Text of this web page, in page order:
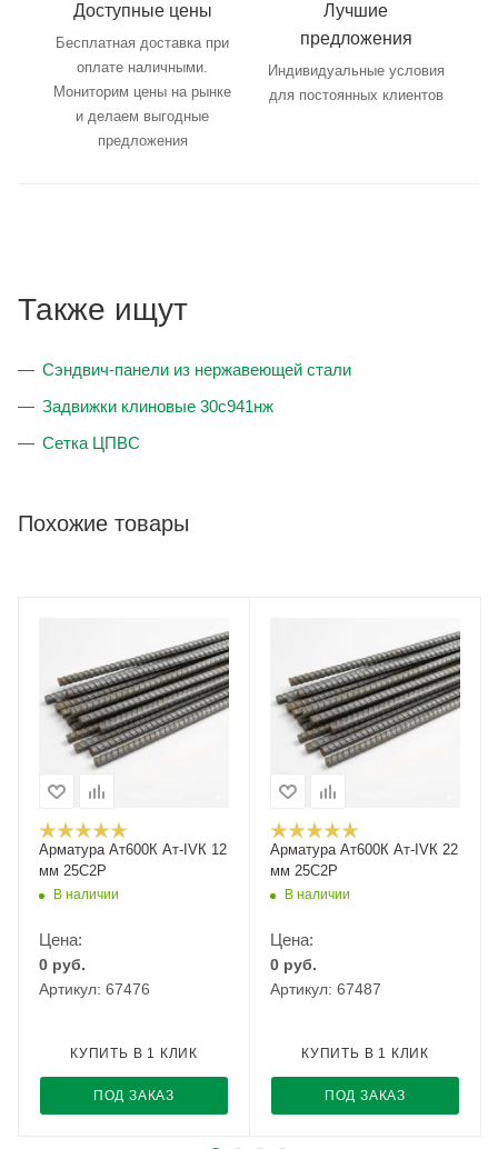
Доступные цены
Бесплатная доставка при
оплате наличными.
Мониторим цены на рынке
и делаем выгодные
предложения
Лучшие
предложения
Индивидуальные условия
для постоянных клиентов
Также ищут
Сэндвич-панели из нержавеющей стали
Задвижки клиновые 30с941нж
Сетка ЦПВС
Похожие товары
Арматура Ат600К Ат-IVК 12
мм 25С2Р
В наличии
Цена:
0 руб.
Артикул: 67476
ПОД ЗАКАЗ
КУПИТЬ В 1 КЛИК
Арматура Ат600К Ат-IVК 22
мм 25С2Р
В наличии
Цена:
0 руб.
Артикул: 67487
ПОД ЗАКАЗ
КУПИТЬ В 1 КЛИК